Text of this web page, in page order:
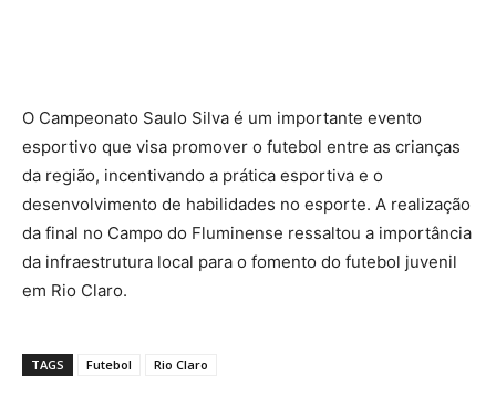
O Campeonato Saulo Silva é um importante evento
esportivo que visa promover o futebol entre as crianças
da região, incentivando a prática esportiva e o
desenvolvimento de habilidades no esporte. A realização
da final no Campo do Fluminense ressaltou a importância
da infraestrutura local para o fomento do futebol juvenil
em Rio Claro.
TAGS Futebol Rio Claro